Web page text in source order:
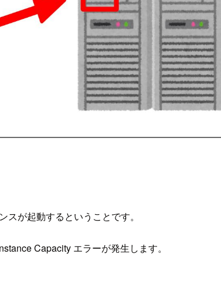
が起動するということです。
Capacity エラーが発生します。